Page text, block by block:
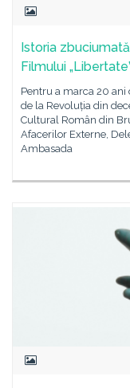
Istoria
Filmului
Pentru a marca 20 ani
de la Revoluția din
Cultural Român din
Afacerilor Externe,
Ambasada